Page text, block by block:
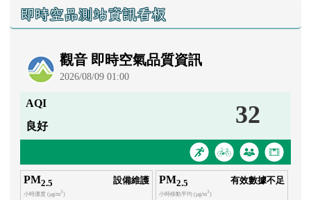
右邊區域內容
即時空品測站資訊看板